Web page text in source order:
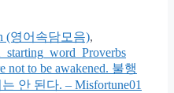
(영어속담모음),
not to be awakened. 불행
안 된다. – Misfortune01